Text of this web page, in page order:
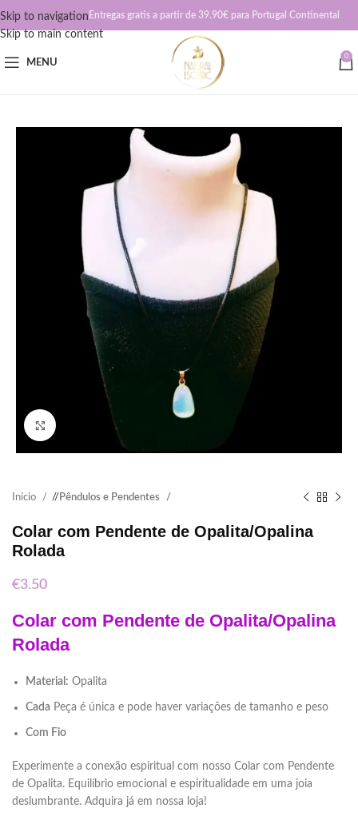
Skip to navigation
Skip to main content
Entregas gratis a partir de 39.90€ para Portugal Continental
MENU
0
Click to enlarge
Início / Pêndulos e Pendentes
Colar com Pendente de Opalita/Opalina
Rolada
€3.50
Colar com Pendente de Opalita/Opalina
Rolada
Material: Opalita
Cada Peça é única e pode haver variações de tamanho e peso
Com Fio
Experimente a conexão espiritual com nosso Colar com Pendente
de Opalita. Equilíbrio emocional e espiritualidade em uma joia
deslumbrante. Adquira já em nossa loja!